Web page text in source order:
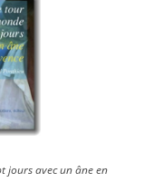
jours avec un âne en